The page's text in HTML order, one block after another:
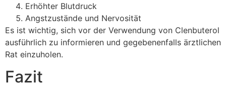
Erhöhter Blutdruck
Angstzustände und Nervosität
Es ist wichtig, sich vor der Verwendung von Clenbuterol
ausführlich zu informieren und gegebenenfalls ärztlichen
Rat einzuholen.
Fazit